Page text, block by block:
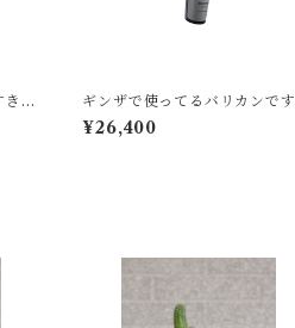
きバ
ギンザで使ってるバリカンです
¥26,400